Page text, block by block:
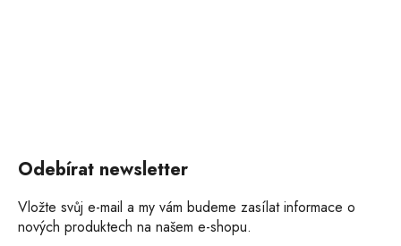
Odebírat newsletter
Vložte svůj e-mail a my vám budeme zasílat informace o
nových produktech na našem e-shopu.